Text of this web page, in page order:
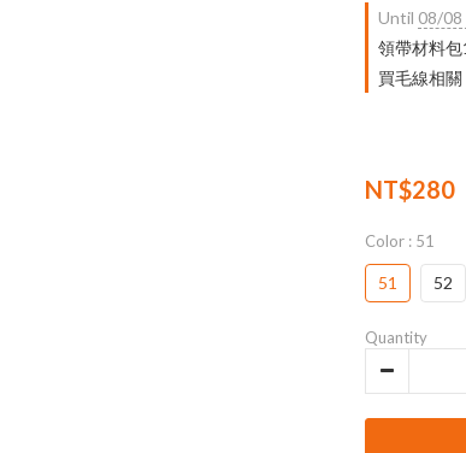
Until 08/08
領帶材料
買毛線相
NT$280
Color : 51
51 52
Quantity